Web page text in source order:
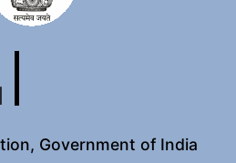
Government of India